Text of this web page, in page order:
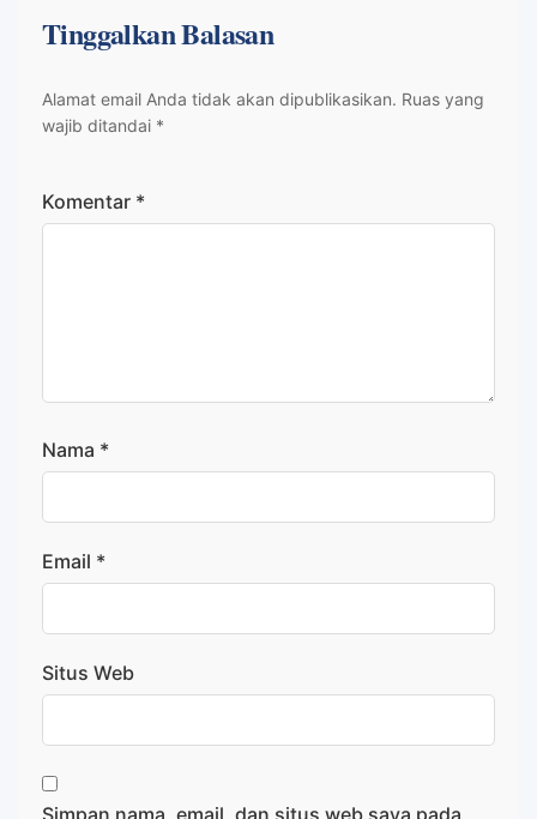
Tinggalkan Balasan
Alamat email Anda tidak akan dipublikasikan. Ruas yang
wajib ditandai *
Komentar *
Nama *
Email *
Situs Web